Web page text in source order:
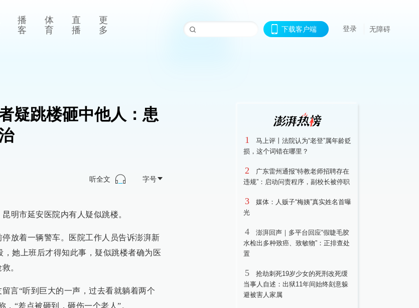
播
客
体
育
直
播
更
多
下载客户端 登录 无障碍
疑跳楼砸中他人：患
听全文 字号
明市延安医院内有人疑似跳楼。
放着一辆警车。医院工作人员告诉澎湃新
，她上班后才得知此事，疑似跳楼者确为医
。
言“听到巨大的一声，过去看就躺着两个
“差点被砸到，砸伤一个老人”。
1
马上评丨法院认为“老登”属年龄贬
损，这个词错在哪里？
2
广东雷州通报“特教老师招聘存在
违规”：启动问责程序，副校长被停职
3
媒体：人贩子“梅姨”真实姓名首曝
光
4
澎湃回声｜多平台回应“假睫毛胶
水检出多种致癌、致敏物”：正排查处
置
5
抢劫刺死19岁少女的死刑改死缓
当事人自述：出狱11年间始终刻意躲
避被害人家属